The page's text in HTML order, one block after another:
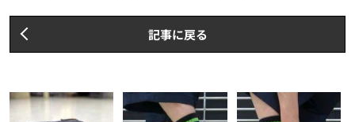
記事に戻る